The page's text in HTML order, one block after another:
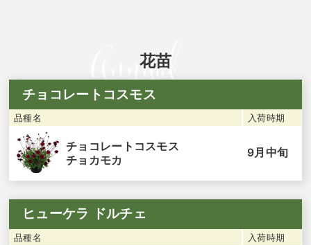
花苗
チョコレートコスモス
品種名 入荷時期
チョコレートコスモス
チョカモカ
9月中旬
ヒューケラ ドルチェ
品種名 入荷時期